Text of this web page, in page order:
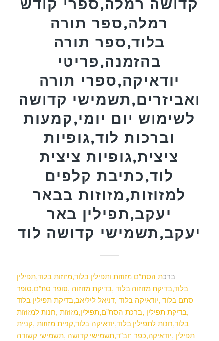
קדושה רמלה,ספרי קודש
רמלה,ספר תורה
בלוד,ספר תורה
בהזמנה,פריטי
יודאיקה,ספרי תורה
ואביזרים,תשמישי קדושה
לשימוש יום יומי,קמעות
וברכות לוד,גופיות
ציצית,גופיות ציצית
לוד,כתיבת קלפים
למזוזות,מזוזות בבאר
יעקב,תפילין באר
יעקב,תשמישי קדושה לוד
ברכת הסת”ם מזוזות ותפילין בלוד,מזוזות בלוד,תפילין
בלוד,בדיקת מזוזוה בלוד ,בדיקת מזוזוה ,סופר סת”ם,סופר
סתם בלוד ,יודאיקה בלוד ,דניאל ליליאב,בדיקת תפילין בלוד
,בדיקת תפילין ,ברכת הסת”ם,תפילין,מזוזות ,חנות למזוזות
בלוד,חנות לתפילין בלוד,יודאיקה בלוד,קניית מזוזות ,קניית
תפילין ,יודאיקה,כפר חב”ד,תשמישי קדושה ,תשמישי קשודה